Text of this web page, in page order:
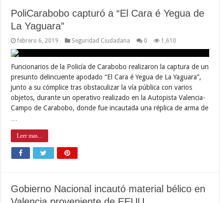
PoliCarabobo capturó a “El Cara é Yegua de
La Yaguara”
febrero 6, 2019 Seguridad Ciudadana 0 1,610
Funcionarios de la Policía de Carabobo realizaron la captura de un
presunto delincuente apodado “El Cara é Yegua de La Yaguara”,
junto a su cómplice tras obstaculizar la vía pública con varios
objetos, durante un operativo realizado en la Autopista Valencia-
Campo de Carabobo, donde fue incautada una réplica de arma de
Leer mas...
Gobierno Nacional incautó material bélico en